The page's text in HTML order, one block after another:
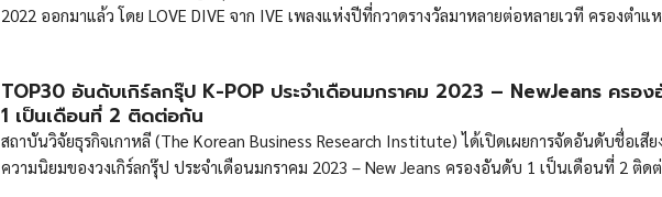
2022 ออกมาแล้ว โดย LOVE DIVE จาก IVE เพลงแห่งปีที่กวาดรางวัลมาหลายต่อหลายเวที ครองตำแห
TOP30 อันดับเกิร์ลกรุ๊ป K-POP ประจำเดือนมกราคม 2023 – NewJeans ครอ
1 เป็นเดือนที่ 2 ติดต่อกัน
สถาบันวิจัยธุรกิจเกาหลี (The Korean Business Research Institute) ได้เปิดเผยการจัดอันดับชื่อเสีย
ความนิยมของวงเกิร์ลกรุ๊ป ประจำเดือนมกราคม 2023 – New Jeans ครองอันดับ 1 เป็นเดือนที่ 2 ติด